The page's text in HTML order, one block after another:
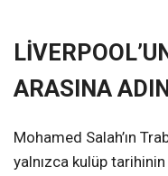
ARASINA
Mohamed Salah’ın
yalnızca kulüp